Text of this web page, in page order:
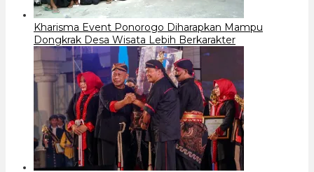
Kharisma Event Ponorogo Diharapkan Mampu
Dongkrak Desa Wisata Lebih Berkarakter